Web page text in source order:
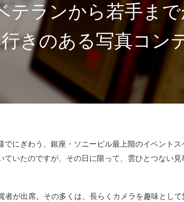
テランから若手まで
きのある写真コン
にぎわう、銀座・ソニービル最上階のイベント
いたのですが、その日に限って、雲ひとつない
者が出席。その多くは、長らくカメラを趣味とし